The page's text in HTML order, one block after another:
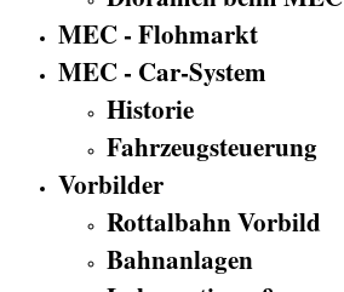
MEC - Flohmarkt
MEC - Car-System
Historie
Fahrzeugsteuerung
Vorbilder
Rottalbahn Vorbild
Bahnanlagen